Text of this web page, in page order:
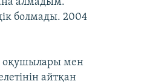
болмады. 2004
оқушылары мен
айтқан